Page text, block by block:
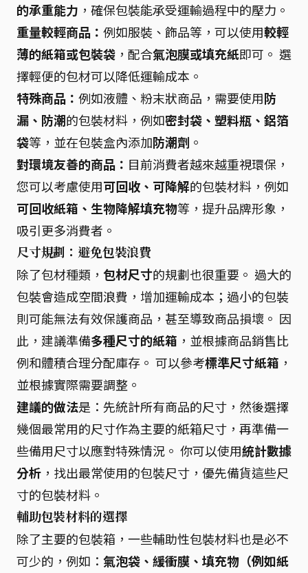
的承重能力 ，確保包裝能承受運輸過程中的壓力。
重量較輕商品： 例如服裝、飾品等，可以使用較輕
薄的紙箱或包裝袋 ，配合氣泡膜或填充紙即可。 選
擇輕便的包材可以降低運輸成本。
特殊商品： 例如液體、粉末狀商品，需要使用防
漏、防潮的包裝材料，例如密封袋、塑料瓶、鋁箔
袋等，並在包裝盒內添加防潮劑 。
對環境友善的商品： 目前消費者越來越重視環保，
您可以考慮使用可回收、可降解的包裝材料，例如
可回收紙箱、生物降解填充物等，提升品牌形象，
吸引更多消費者。
尺寸規劃：避免包裝浪費
除了包材種類， 包材尺寸的規劃也很重要。 過大的
包裝會造成空間浪費，增加運輸成本；過小的包裝
則可能無法有效保護商品，甚至導致商品損壞。 因
此，建議準備多種尺寸的紙箱 ，並根據商品銷售比
例和體積合理分配庫存。 可以參考標準尺寸紙箱 ，
並根據實際需要調整。
建議的做法是：先統計所有商品的尺寸，然後選擇
幾個最常用的尺寸作為主要的紙箱尺寸，再準備一
些備用尺寸以應對特殊情況。 你可以使用統計數據
分析 ，找出最常使用的包裝尺寸，優先備貨這些尺
寸的包裝材料。
輔助包裝材料的選擇
除了主要的包裝箱，一些輔助性包裝材料也是必不
可少的，例如： 氣泡袋、緩衝膜、填充物（例如紙